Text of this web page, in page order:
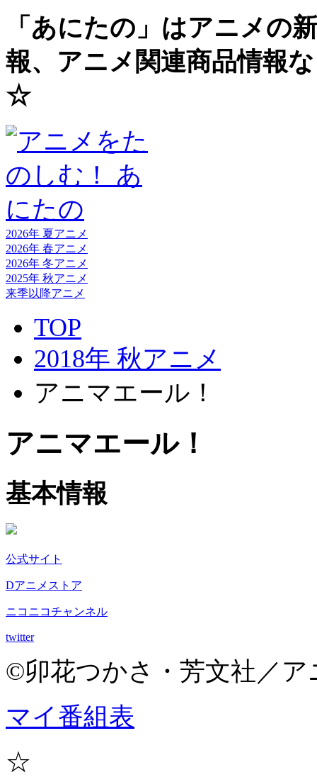
「あにたの」はアニメの
報、アニメ関連商品情報
☆
2026年 夏アニメ
2026年 春アニメ
2026年 冬アニメ
2025年 秋アニメ
来季以降アニメ
TOP
2018年 秋アニメ
アニマエール！
アニマエール！
基本情報
公式サイト
Dアニメストア
ニコニコチャンネル
twitter
©卯花つかさ・芳文社／
マイ番組表
☆